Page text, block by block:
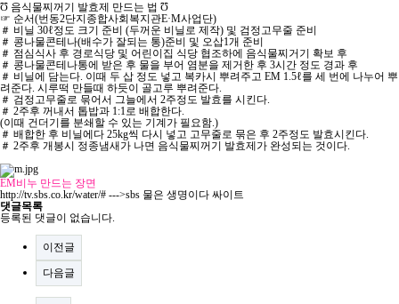
Ʊ 음식물찌꺼기 발효제 만드는 법 Ʊ
☞ 순서(번동2단지종합사회복지관E·M사업단)
＃ 비닐 30ℓ정도 크기 준비 (두꺼운 비닐로 제작) 및 검정고무줄 준비
＃ 콩나물콘테나(배수가 잘되는 통)준비 및 오삽1개 준비
＃ 점심식사 후 경로식당 및 어린이집 식당 협조하에 음식물찌거기 확보 후
＃ 콩나물콘테나통에 받은 후 물을 부어 염분을 제거한 후 3시간 정도 경과 후
＃ 비닐에 담는다. 이때 두 삽 정도 넣고 복카시 뿌려주고 EM 1.5ℓ를 세 번에 나누어 뿌
려준다. 시루떡 만들때 하듯이 골고루 뿌려준다.
＃ 검정고무줄로 묶어서 그늘에서 2주정도 발효를 시킨다.
＃ 2주후 꺼내서 톱밥과 1:1로 배합한다.
(이때 건더기를 분쇄할 수 있는 기계가 필요함.)
＃ 배합한 후 비닐에다 25kg씩 다시 넣고 고무줄로 묶은 후 2주정도 발효시킨다.
＃ 2주후 개봉시 정종냄새가 나면 음식물찌꺼기 발효제가 완성되는 것이다.
EM비누 만드는 장면
http://tv.sbs.co.kr/water/# --->sbs 물은 생명이다 싸이트
댓글목록
등록된 댓글이 없습니다.
이전글
다음글